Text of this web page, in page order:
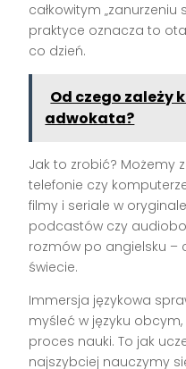
całkowitym „zanurzeniu
praktyce oznacza to
co dzień.
Od czego zależy
adwokata?
Jak to zrobić? Możemy
telefonie czy
filmy i seriale w
podcastów czy
rozmów po angielsku –
świecie.
Immersja językowa
myśleć w języku
proces nauki. To jak
najszybciej nauczymy